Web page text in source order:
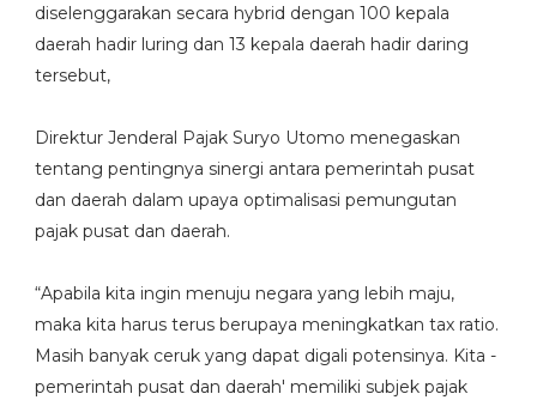
diselenggarakan secara hybrid dengan 100 kepala
daerah hadir luring dan 13 kepala daerah hadir daring
tersebut,
Direktur Jenderal Pajak Suryo Utomo menegaskan
tentang pentingnya sinergi antara pemerintah pusat
dan daerah dalam upaya optimalisasi pemungutan
pajak pusat dan daerah.
“Apabila kita ingin menuju negara yang lebih maju,
maka kita harus terus berupaya meningkatkan tax ratio.
Masih banyak ceruk yang dapat digali potensinya. Kita -
pemerintah pusat dan daerah' memiliki subjek pajak